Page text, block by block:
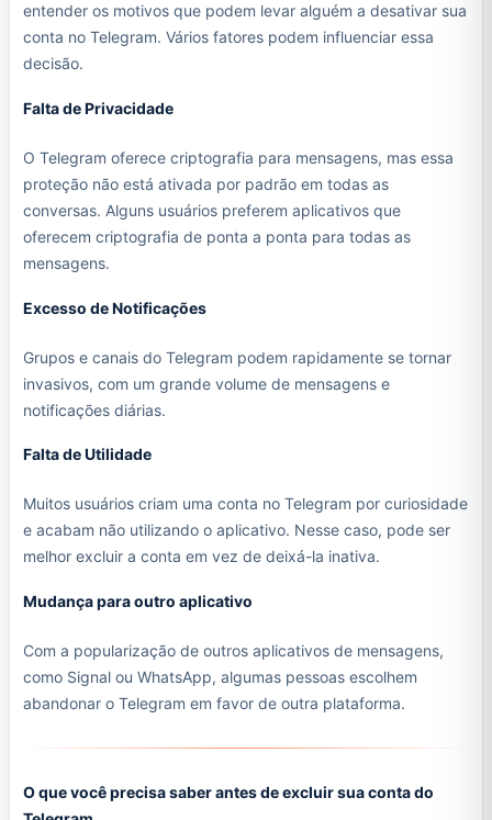
entender os motivos que podem levar alguém a desativar sua
conta no Telegram. Vários fatores podem influenciar essa
decisão.
Falta de Privacidade
O Telegram oferece criptografia para mensagens, mas essa
proteção não está ativada por padrão em todas as
conversas. Alguns usuários preferem aplicativos que
oferecem criptografia de ponta a ponta para todas as
mensagens.
Excesso de Notificações
Grupos e canais do Telegram podem rapidamente se tornar
invasivos, com um grande volume de mensagens e
notificações diárias.
Falta de Utilidade
Muitos usuários criam uma conta no Telegram por curiosidade
e acabam não utilizando o aplicativo. Nesse caso, pode ser
melhor excluir a conta em vez de deixá-la inativa.
Mudança para outro aplicativo
Com a popularização de outros aplicativos de mensagens,
como Signal ou WhatsApp, algumas pessoas escolhem
abandonar o Telegram em favor de outra plataforma.
O que você precisa saber antes de excluir sua conta do